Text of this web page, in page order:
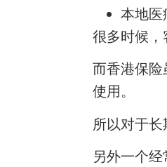
本地医
很多时候，
而香港保
使用。
所以对于
另外一个经